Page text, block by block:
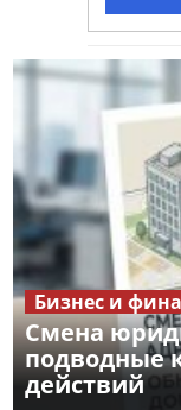
Смена
подводные
действий
Бизнес и